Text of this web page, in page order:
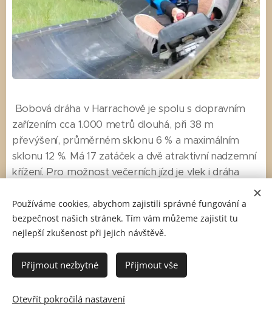
Bobová dráha v Harrachově je spolu s dopravním
zařízením cca 1.000 metrů dlouhá, při 38 m
převýšení, průměrném sklonu 6 % a maximálním
sklonu 12 %. Má 17 zatáček a dvě atraktivní nadzemní
křížení. Pro možnost večerních jízd je vlek i dráha
první v ČRv celé délce vyhříváno. Pro dokonalé
vyhřívání bylo spotřebováno 5 km topného drátu,
který je v několika pramenech veden v celé délce
zespodu dráhy a pojezdového tělesa vleku. Toto
řešení výrazně zvýšilo kvalitu provozu po dešti nebo
nebo rozmrzne.
Používáme cookies, abychom zajistili správné fungování a
bezpečnost našich stránek. Tím vám můžeme zajistit tu
nejlepší zkušenost při jejich návštěvě.
Přijmout nezbytné Přijmout vše
Otevřít pokročilá nastavení